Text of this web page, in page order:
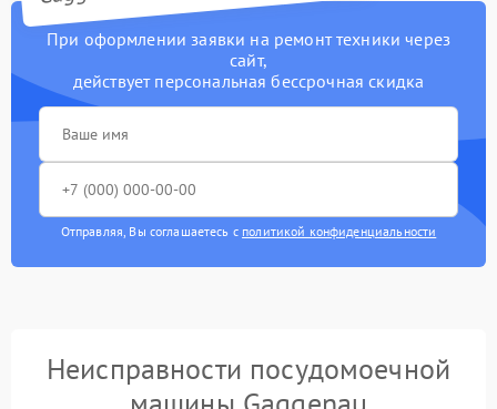
При оформлении заявки на ремонт техники через
сайт,
действует персональная бессрочная скидка
Отправляя, Вы соглашаетесь с политикой конфиденциальности
Неисправности посудомоечной